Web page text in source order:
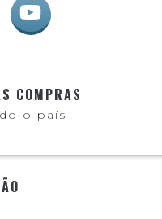
COMPRAS
o país